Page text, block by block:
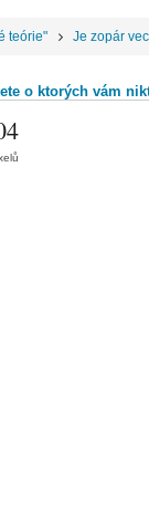
teórie" Je zopár
o ktorých vám